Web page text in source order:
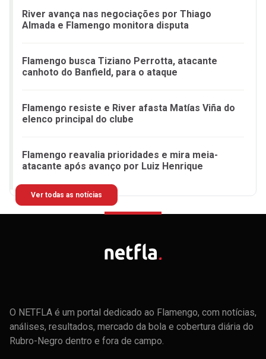
River avança nas negociações por Thiago
Almada e Flamengo monitora disputa
Flamengo busca Tiziano Perrotta, atacante
canhoto do Banfield, para o ataque
Flamengo resiste e River afasta Matías Viña do
elenco principal do clube
Flamengo reavalia prioridades e mira meia-
atacante após avanço por Luiz Henrique
Ver todas as notícias
O NETFLA é um portal dedicado ao Flamengo, com notícias,
análises, resultados, mercado da bola e cobertura diária do
Rubro-Negro dentro e fora de campo.